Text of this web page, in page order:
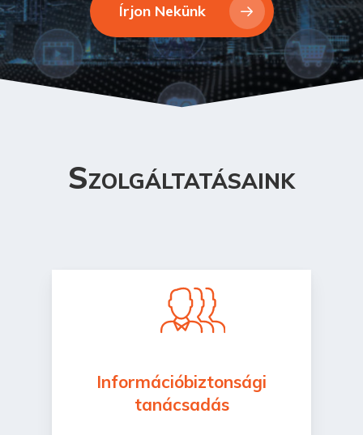
Írjon Nekünk
Szolgáltatásaink
Információbiztonsági
tanácsadás